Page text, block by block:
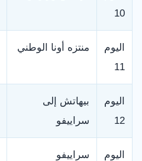
10
اليوم
11
منتزه أونا الوطني
اليوم
12
بيهاتش إلى
سراييفو
اليوم
سراييفو